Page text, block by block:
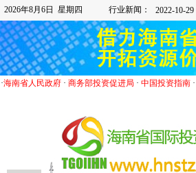
2026年8月6日 星期四 行业新闻：
·海南省人民政府· 商务部投资促进局 · 中国投资指南·